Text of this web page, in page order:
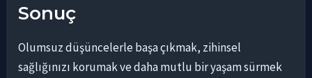
Sonuç
Olumsuz düşüncelerle başa çıkmak, zihinsel
sağlığınızı korumak ve daha mutlu bir yaşam sürmek